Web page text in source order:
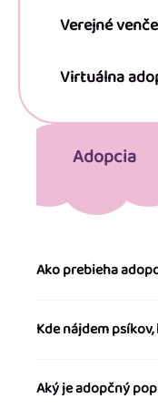
Verejné
Virtuálna
Adopcia
Ako prebieha
Kde nájdem
Aký je adopčný